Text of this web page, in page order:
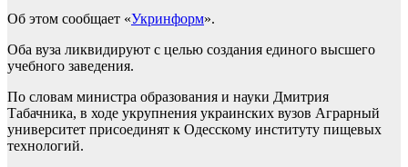
Об этом сообщает «Укринформ».
Оба вуза ликвидируют с целью создания единого высшего
учебного заведения.
По словам министра образования и науки Дмитрия
Табачника, в ходе укрупнения украинских вузов Аграрный
университет присоединят к Одесскому институту пищевых
технологий.